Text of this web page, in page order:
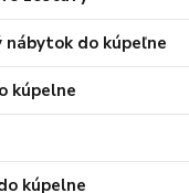
do kúpeľne
kúpelne
kúpelne